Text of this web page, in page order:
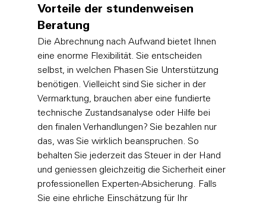
Vorteile der stundenweisen
Beratung
Die Abrechnung nach Aufwand bietet Ihnen
eine enorme Flexibilität. Sie entscheiden
selbst, in welchen Phasen Sie Unterstützung
benötigen. Vielleicht sind Sie sicher in der
Vermarktung, brauchen aber eine fundierte
technische Zustandsanalyse oder Hilfe bei
den finalen Verhandlungen? Sie bezahlen nur
das, was Sie wirklich beanspruchen. So
behalten Sie jederzeit das Steuer in der Hand
und geniessen gleichzeitig die Sicherheit einer
professionellen Experten-Absicherung. Falls
Sie eine ehrliche Einschätzung für Ihr